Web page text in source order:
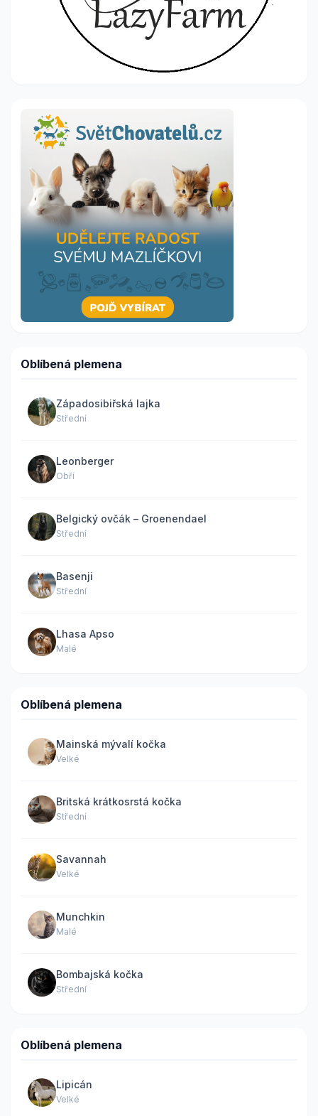
Oblíbená plemena
Západosibiřská lajka
Střední
Leonberger
Obří
Belgický ovčák – Groenendael
Střední
Basenji
Střední
Lhasa Apso
Malé
Oblíbená plemena
Mainská mývalí kočka
Velké
Britská krátkosrstá kočka
Střední
Savannah
Velké
Munchkin
Malé
Bombajská kočka
Střední
Oblíbená plemena
Lipicán
Velké